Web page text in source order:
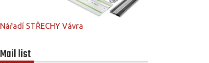
Nářadí STŘECHY Vávra
Mail list